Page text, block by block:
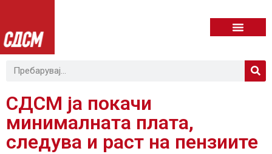
СДСМ ја покачи
минималната плата,
следува и раст на пензиите